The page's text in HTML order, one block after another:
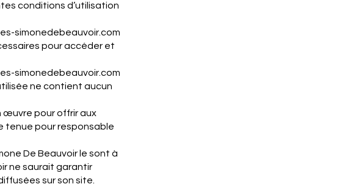
conditions d’utilisation
simonedebeauvoir.com
pour accéder et
simonedebeauvoir.com
ne contient aucun
œuvre pour offrir aux
tenue pour responsable
De Beauvoir le sont à
ne saurait garantir
sur son site.